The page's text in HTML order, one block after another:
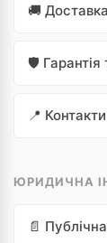
🚚
🛡️ Гарантія
📍 Контакти
ЮРИДИЧНА
📄